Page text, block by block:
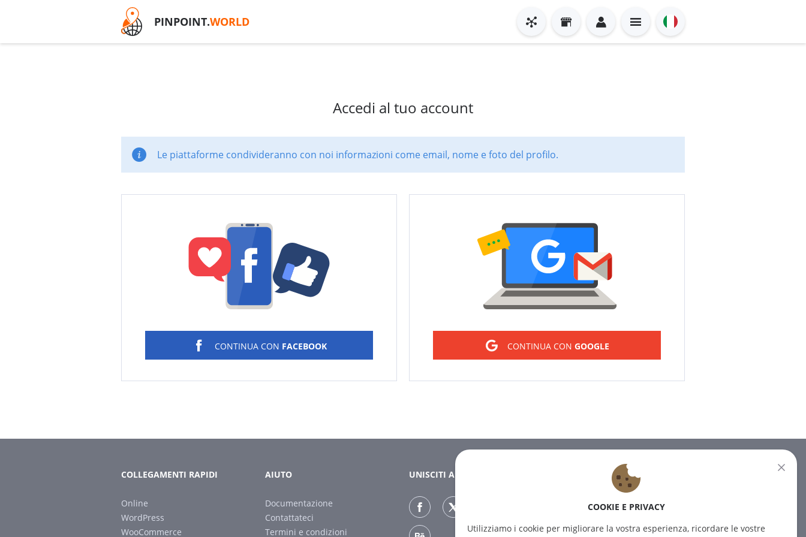
PINPOINT.WORLD
Accedi al tuo account
Le piattaforme condivideranno con noi informazioni come email, nome e foto del profilo.
CONTINUA CON FACEBOOK CONTINUA CON GOOGLE
COLLEGAMENTI RAPIDI
Online
WordPress
WooCommerce
AIUTO
Documentazione
Contattateci
Termini e condizioni
UNISCITI A NOI
Iscrivetevi alla nostra newsletter
COOKIE E PRIVACY
Utilizziamo i cookie per migliorare la vostra esperienza, ricordare le vostre